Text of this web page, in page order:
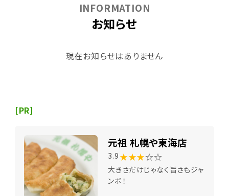
お知らせ
INFORMATION
現在お知らせはありません
[PR]
元祖 札幌や東海店
3.9 ★★★☆☆
大きさだけじゃなく旨さもジャ
ンボ！